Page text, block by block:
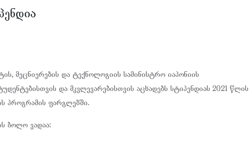
მეცნიერების და ტექნოლოგიის სამინისტრო იაპონიის
და მკვლევარებისთვის აცხადებს სტიპენდიას 2021 წლის
პროგრამის ფარგლებში.
ბოლო ვადაა: